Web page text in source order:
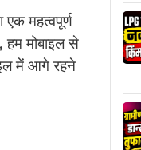
महत्वपूर्ण
हम मोबाइल से
में आगे रहने